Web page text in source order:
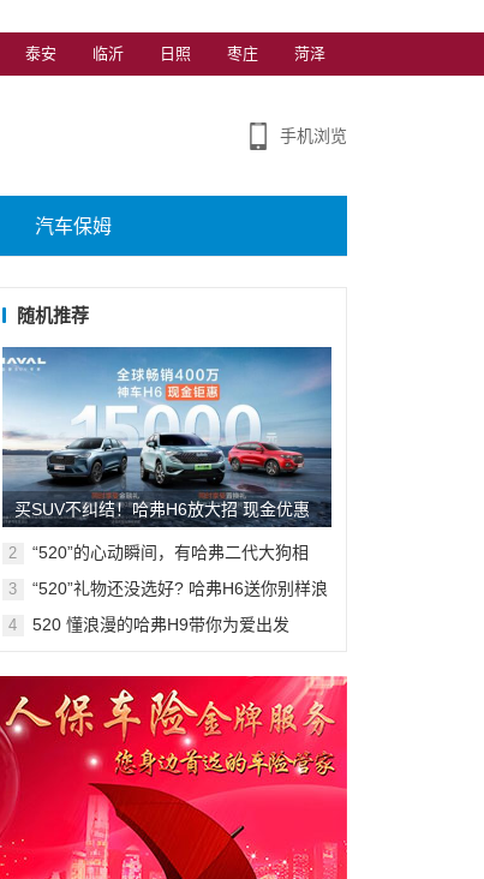
泰安 临沂 日照 枣庄 菏泽
手机浏览
汽车保姆
随机推荐
买SUV不纠结！哈弗H6放大招 现金优惠
15000元
2
“520”的心动瞬间，有哈弗二代大狗相
3
“520”礼物还没选好? 哈弗H6送你别样浪
4 520 懂浪漫的哈弗H9带你为爱出发